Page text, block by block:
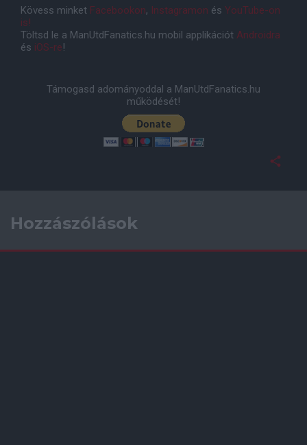
Kövess minket Facebookon, Instagramon és YouTube-on
is!
Töltsd le a ManUtdFanatics.hu mobil applikációt Androidra
és iOS-re!
Támogasd adományoddal a ManUtdFanatics.hu
működését!
Hozzászólások